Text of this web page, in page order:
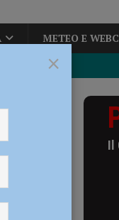
METEO E
–
Il
×